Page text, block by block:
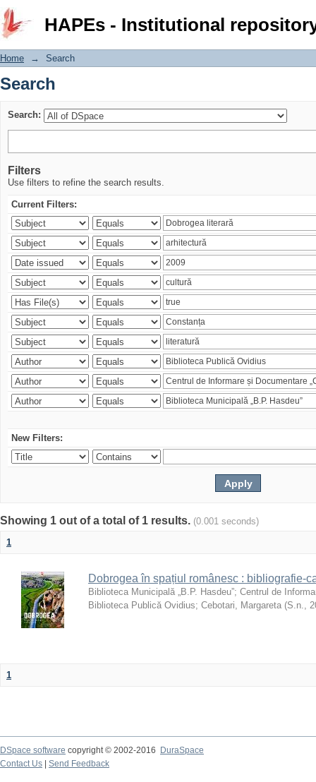
HAPEs - Institutional
Search
Home → Search
Search
Search:
Filters
Use filters to refine the search results.
Current Filters:
New Filters:
Showing 1 out of a total of 1 results. (0.001 seconds)
1
Dobrogea în spațiul românesc : bibliografie-
Biblioteca Municipală „B.P. Hasdeu”; Centrul de
Biblioteca Publică Ovidius; Cebotari, Margareta (S.n.,
1
DSpace software copyright © 2002-2016
DuraSpace
Contact Us
Send Feedback